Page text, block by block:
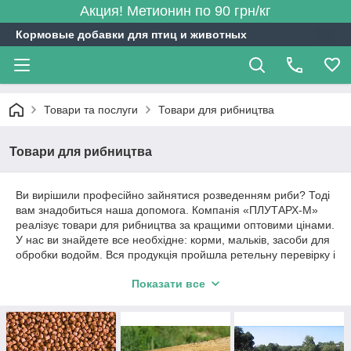
Акция! Метионин по 90 грн/кг
Кормовые добавки для птиц и животных
Товари та послуги Товари для рибництва
Товари для рибництва
Ви вирішили професійно зайнятися розведенням риби? Тоді
вам знадобиться наша допомога. Компанія «ПЛУТАРХ-М»
реалізує товари для рибництва за кращими оптовими цінами.
У нас ви знайдете все необхідне: корми, мальків, засоби для
обробки водойм. Вся продукція пройшла ретельну перевірку і
отримаєте заявлений результат.
Засоби для обробки водойм
Показати все